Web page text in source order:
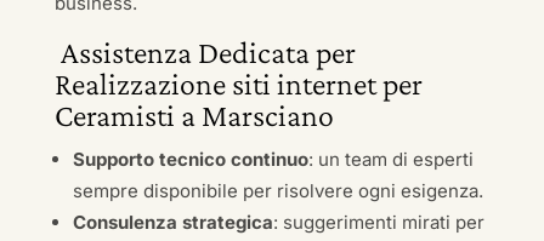
Assistenza Dedicata per
Realizzazione siti internet per
Ceramisti a Marsciano
Supporto tecnico continuo: un team di esperti
sempre disponibile per risolvere ogni esigenza.
Consulenza strategica: suggerimenti mirati per